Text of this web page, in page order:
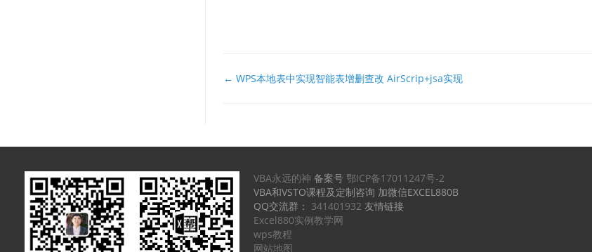
文
← WPS本地表中实现智能表增删查改 AirScrip+jsa实现
VBA永远的神 备案号鄂ICP备17011247号-2
VBA和VSTO课程及定制咨询 加微信EXCEL880B
QQ交流群： 341401932 友情链接
Excel880实例教学网
wps教程
网站地图